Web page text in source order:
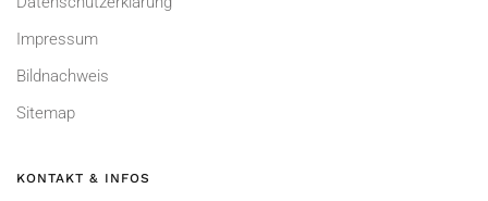
Impressum
Bildnachweis
Sitemap
KONTAKT & INFOS